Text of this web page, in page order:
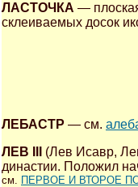
ЛАСТОЧКА —
склеиваемых досок
ЛЕБАСТР — см.
ЛЕВ III
(Лев Исавр,
династии. Положил
см. ПЕРВОЕ И ВТОРОЕ